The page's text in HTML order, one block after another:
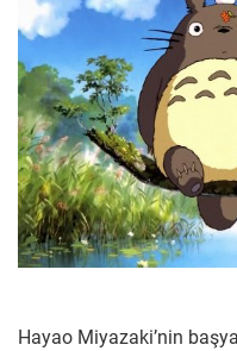
Hayao Miyazaki’nin